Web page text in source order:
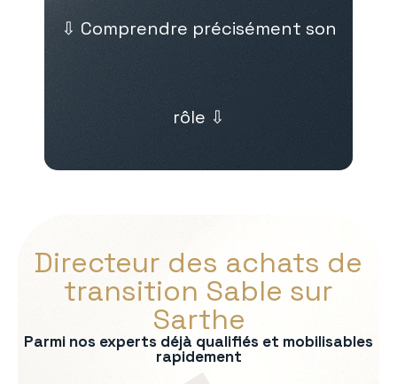
⇩ Comprendre précisément son
rôle ⇩
Directeur des achats de
transition Sable sur
Sarthe
Parmi nos experts déjà qualifiés et mobilisables
rapidement